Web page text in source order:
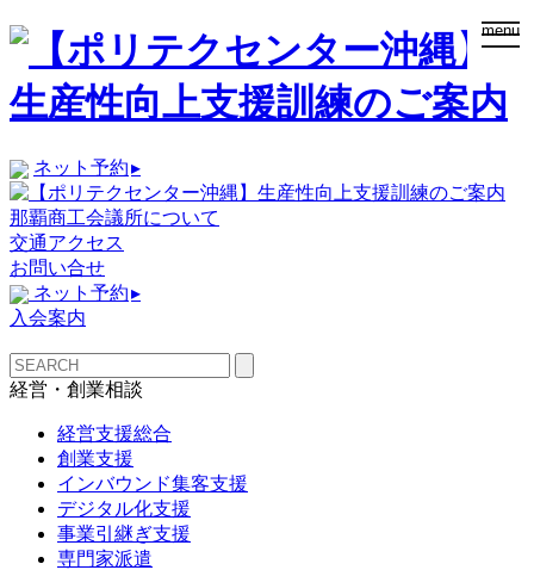
menu
ネット予約▸
那覇商工会議所について
交通アクセス
お問い合せ
ネット予約▸
入会案内
経営・創業相談
経営支援総合
創業支援
インバウンド集客支援
デジタル化支援
事業引継ぎ支援
専門家派遣